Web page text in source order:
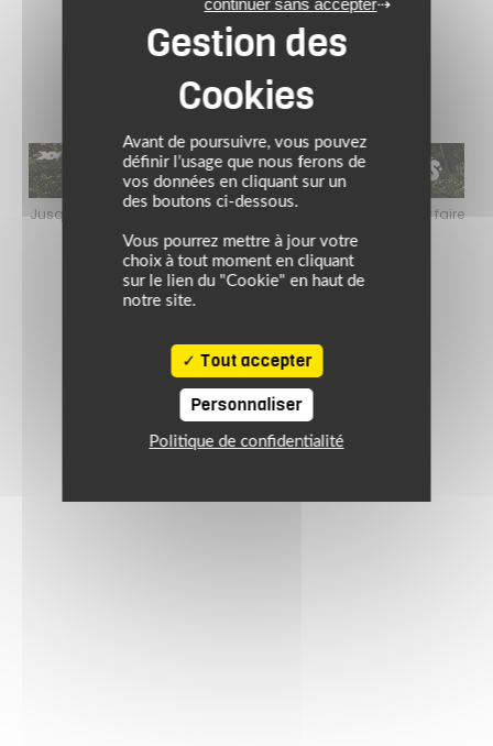
Jusqu’au 24 août 2026, profitez de l’ambiance estivale pour faire
Avant de poursuivre, vous pouvez
définir l’usage que nous ferons de
vos données en cliquant sur un
des boutons ci-dessous.
Vous pourrez mettre à jour votre
choix à tout moment en cliquant
sur le lien du "Cookie" en haut de
notre site.
Tout accepter
Personnaliser
Politique de confidentialité